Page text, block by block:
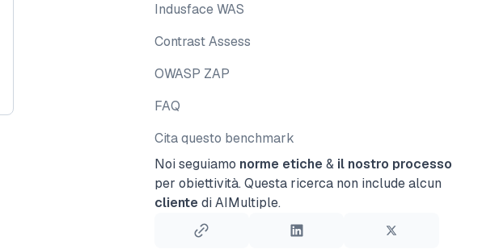
Indusface WAS
Contrast Assess
OWASP ZAP
FAQ
Cita questo benchmark
Noi seguiamo norme etiche & il nostro processo
per obiettività. Questa ricerca non include alcun
cliente di AIMultiple.